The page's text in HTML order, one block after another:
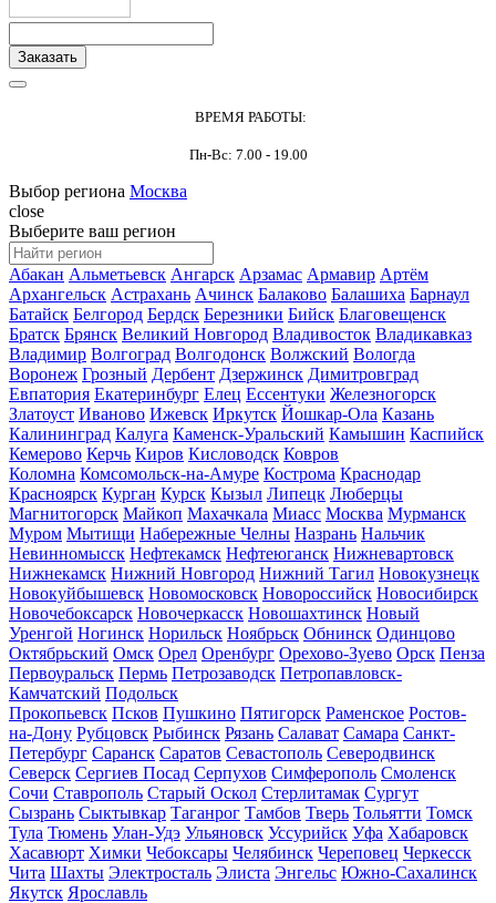
ВРЕМЯ РАБОТЫ:
Пн-Вс: 7.00 - 19.00
Выбор региона Москва
close
Выберите ваш регион
Абакан Альметьевск Ангарск Арзамас Армавир Артём
Архангельск Астрахань Ачинск Балаково Балашиха Барнаул
Батайск Белгород Бердск Березники Бийск Благовещенск
Братск Брянск Великий Новгород Владивосток Владикавказ
Владимир Волгоград Волгодонск Волжский Вологда
Воронеж Грозный Дербент Дзержинск Димитровград
Евпатория Екатеринбург Елец Ессентуки Железногорск
Златоуст Иваново Ижевск Иркутск Йошкар-Ола Казань
Калининград Калуга Каменск-Уральский Камышин Каспийск
Кемерово Керчь Киров Кисловодск Ковров
Коломна Комсомольск-на-Амуре Кострома Краснодар
Красноярск Курган Курск Кызыл Липецк Люберцы
Магнитогорск Майкоп Махачкала Миасс Москва Мурманск
Муром Мытищи Набережные Челны Назрань Нальчик
Невинномысск Нефтекамск Нефтеюганск Нижневартовск
Нижнекамск Нижний Новгород Нижний Тагил Новокузнецк
Новокуйбышевск Новомосковск Новороссийск Новосибирск
Новочебоксарск Новочеркасск Новошахтинск Новый
Уренгой Ногинск Норильск Ноябрьск Обнинск Одинцово
Октябрьский Омск Орел Оренбург Орехово-Зуево Орск Пенза
Первоуральск Пермь Петрозаводск Петропавловск-
Камчатский Подольск
Прокопьевск Псков Пушкино Пятигорск Раменское Ростов-
на-Дону Рубцовск Рыбинск Рязань Салават Самара Санкт-
Петербург Саранск Саратов Севастополь Северодвинск
Северск Сергиев Посад Серпухов Симферополь Смоленск
Сочи Ставрополь Старый Оскол Стерлитамак Сургут
Сызрань Сыктывкар Таганрог Тамбов Тверь Тольятти Томск
Тула Тюмень Улан-Удэ Ульяновск Уссурийск Уфа Хабаровск
Хасавюрт Химки Чебоксары Челябинск Череповец Черкесск
Чита Шахты Электросталь Элиста Энгельс Южно-Сахалинск
Якутск Ярославль